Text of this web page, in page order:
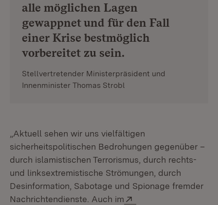
alle möglichen Lagen
gewappnet und für den Fall
einer Krise bestmöglich
vorbereitet zu sein.
Stellvertretender Ministerpräsident und
Innenminister Thomas Strobl
„Aktuell sehen wir uns vielfältigen
sicherheitspolitischen Bedrohungen gegenüber –
durch islamistischen Terrorismus, durch rechts-
und linksextremistische Strömungen, durch
Desinformation, Sabotage und Spionage fremder
Nachrichtendienste. Auch im